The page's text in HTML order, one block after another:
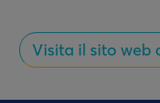
Visita il sito web